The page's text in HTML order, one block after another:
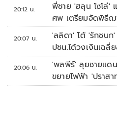
20:12 น.
พี่ชาย 'ฮลุน โซโล่'
ศพ เตรียมจัดพิธีฌ
20:07 น.
'ลลิดา' โต้ 'รักชน
ปชน.ได้วงเงินเฉลี่
20:06 น.
'พลพีร์' ลุยชายแดน
ขยายไฟฟ้า 'ปราส